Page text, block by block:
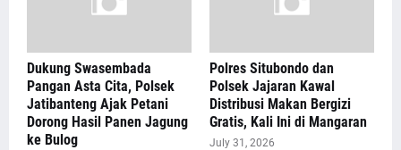
Dukung Swasembada
Pangan Asta Cita, Polsek
Jatibanteng Ajak Petani
Dorong Hasil Panen Jagung
ke Bulog
Polres Situbondo dan
Polsek Jajaran Kawal
Distribusi Makan Bergizi
Gratis, Kali Ini di Mangaran
July 31, 2026